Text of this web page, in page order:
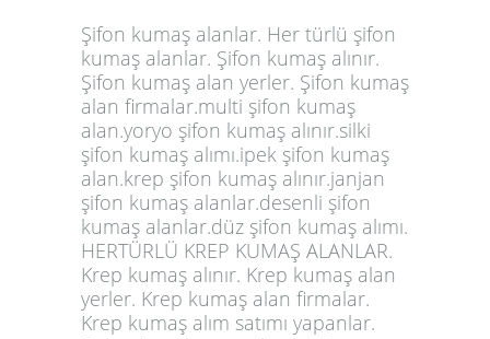
Şifon kumaş alanlar. Her türlü şifon
kumaş alanlar. Şifon kumaş alınır.
Şifon kumaş alan yerler. Şifon kumaş
alan firmalar.multi şifon kumaş
alan.yoryo şifon kumaş alınır.silki
şifon kumaş alımı.ipek şifon kumaş
alan.krep şifon kumaş alınır.janjan
şifon kumaş alanlar.desenli şifon
kumaş alanlar.düz şifon kumaş alımı.
HERTÜRLÜ KREP KUMAŞ ALANLAR.
Krep kumaş alınır. Krep kumaş alan
yerler. Krep kumaş alan firmalar.
Krep kumaş alım satımı yapanlar.